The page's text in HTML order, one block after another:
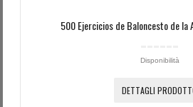
500 Ejercicios de Baloncesto de la
Disponibilità
DETTAGLI